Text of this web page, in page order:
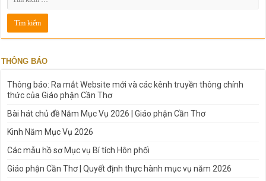
THÔNG BÁO
Thông báo: Ra mắt Website mới và các kênh truyền thông chính
thức của Giáo phận Cần Thơ
Bài hát chủ đề Năm Mục Vụ 2026 | Giáo phận Cần Thơ
Kinh Năm Mục Vụ 2026
Các mẫu hồ sơ Mục vụ Bí tích Hôn phối
Giáo phận Cần Thơ | Quyết định thực hành mục vụ năm 2026